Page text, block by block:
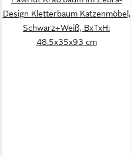
Design Kletterbaum Katzenmöbel,
Schwarz+Weiß, BxTxH:
48.5x35x93 cm